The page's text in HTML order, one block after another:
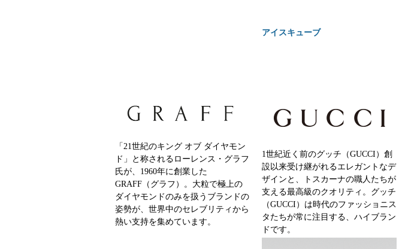
アイスキューブ
「21世紀のキング オブ ダイヤモン
ド」と称されるローレンス・グラフ
氏が、1960年に創業した
GRAFF（グラフ）。大粒で極上の
ダイヤモンドのみを扱うブランドの
姿勢が、世界中のセレブリティから
熱い支持を集めています。
1世紀近く前のグッチ（GUCCI）創
設以来受け継がれるエレガントなデ
ザインと、トスカーナの職人たちが
支える最高級のクオリティ。グッチ
（GUCCI）は時代のファッショニス
タたちが常に注目する、ハイブラン
ドです。